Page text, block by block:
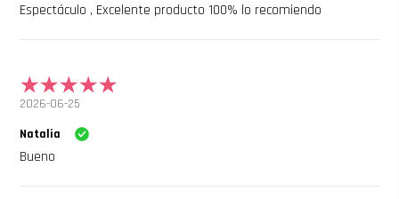
Espectáculo , Excelente producto 100% lo recomiendo
2026-06-25
Natalia
Bueno